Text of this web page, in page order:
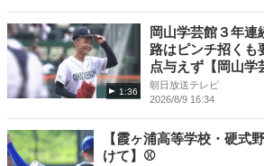
1:36
岡山学芸館３年
路はピンチ招くも
点与えず【岡山学
朝日放送テレビ
2026/8/9 16:34
【霞ヶ浦高等学校・硬式
けて】⚾